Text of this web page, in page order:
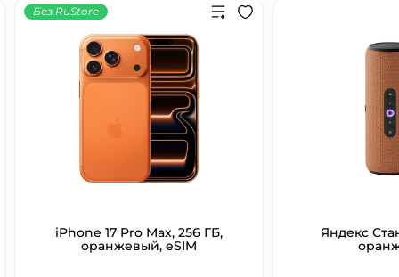
Без RuStore
iPhone 17 Pro Max, 256 ГБ,
оранжевый, eSIM
Яндекс
25% картой любого банка
Получайте товар
выбранный способом
75% будут
списыватьсяс вашей карты